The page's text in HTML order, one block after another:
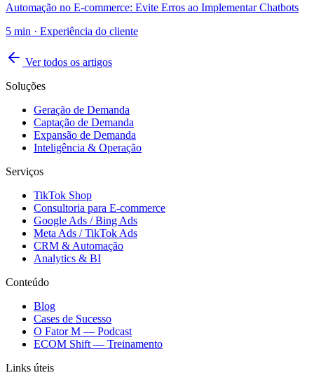
Automação no E-commerce: Evite Erros ao Implementar Chatbots
5 min · Experiência do cliente
Ver todos os artigos
Soluções
Geração de Demanda
Captação de Demanda
Expansão de Demanda
Inteligência & Operação
Serviços
TikTok Shop
Consultoria para E-commerce
Google Ads / Bing Ads
Meta Ads / TikTok Ads
CRM & Automação
Analytics & BI
Conteúdo
Blog
Cases de Sucesso
O Fator M — Podcast
ECOM Shift — Treinamento
Links úteis